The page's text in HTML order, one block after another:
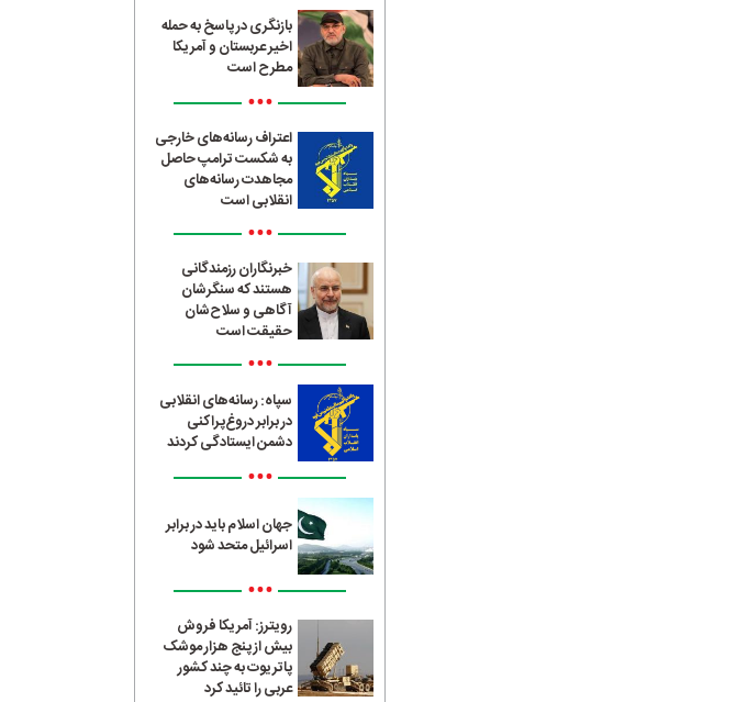
بازنگری در پاسخ به حمله
اخیر عربستان و آمریکا
مطرح است
•••
اعتراف رسانه‌های خارجی
به شکست ترامپ حاصل
مجاهدت رسانه‌های
انقلابی است
•••
خبرنگاران رزمندگانی
هستند که سنگرشان
آگاهی و سلاح‌شان
حقیقت است
•••
سپاه: رسانه‌های انقلابی
در برابر دروغ‌پراکنی
دشمن ایستادگی کردند
•••
جهان اسلام باید در برابر
اسرائیل متحد شود
•••
رویترز: آمریکا فروش
بیش از پنج هزار موشک
پاتریوت به چند کشور
عربی را تائید کرد